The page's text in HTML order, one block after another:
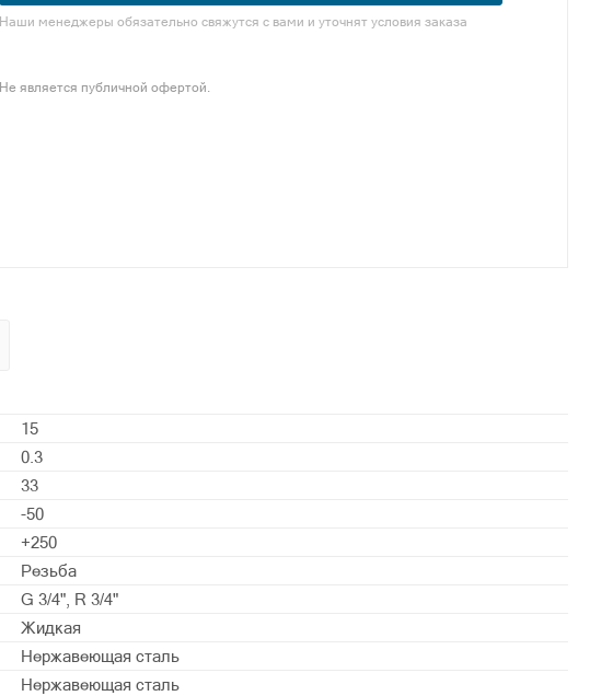
Наши менеджеры обязательно свяжутся с вами и уточнят условия заказа
Не является публичной офертой.
15
0.3
33
-50
+250
Резьба
G 3/4", R 3/4"
Жидкая
Нержавеющая сталь
Нержавеющая сталь